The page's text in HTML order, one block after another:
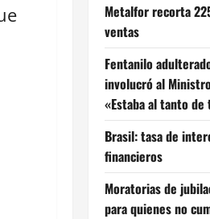
Metalfor recorta
ventas
Fentanilo
involucró al
«Estaba al tanto de
Brasil: tasa de
financieros
Moratorias de
para quienes no